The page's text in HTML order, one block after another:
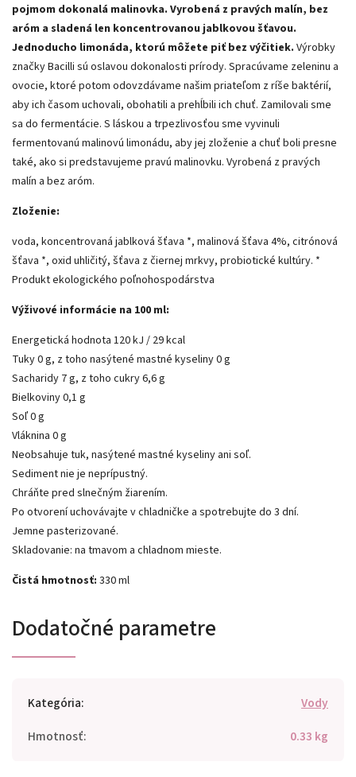
pojmom dokonalá malinovka. Vyrobená z pravých malín, bez
aróm a sladená len koncentrovanou jablkovou šťavou.
Jednoducho limonáda, ktorú môžete piť bez výčitiek. Výrobky
značky Bacilli sú oslavou dokonalosti prírody. Spracúvame zeleninu a
ovocie, ktoré potom odovzdávame našim priateľom z ríše baktérií,
aby ich časom uchovali, obohatili a prehĺbili ich chuť. Zamilovali sme
sa do fermentácie. S láskou a trpezlivosťou sme vyvinuli
fermentovanú malinovú limonádu, aby jej zloženie a chuť boli presne
také, ako si predstavujeme pravú malinovku. Vyrobená z pravých
malín a bez aróm.
Zloženie:
voda, koncentrovaná jablková šťava *, malinová šťava 4%, citrónová
šťava *, oxid uhličitý, šťava z čiernej mrkvy, probiotické kultúry. *
Produkt ekologického poľnohospodárstva
Výživové informácie na 100 ml:
Energetická hodnota 120 kJ / 29 kcal
Tuky 0 g, z toho nasýtené mastné kyseliny 0 g
Sacharidy 7 g, z toho cukry 6,6 g
Bielkoviny 0,1 g
Soľ 0 g
Vláknina 0 g
Neobsahuje tuk, nasýtené mastné kyseliny ani soľ.
Sediment nie je neprípustný.
Chráňte pred slnečným žiarením.
Po otvorení uchovávajte v chladničke a spotrebujte do 3 dní.
Jemne pasterizované.
Skladovanie: na tmavom a chladnom mieste.
Čistá hmotnosť: 330 ml
Dodatočné parametre
Kategória:
Vody
Hmotnosť: 0.33 kg